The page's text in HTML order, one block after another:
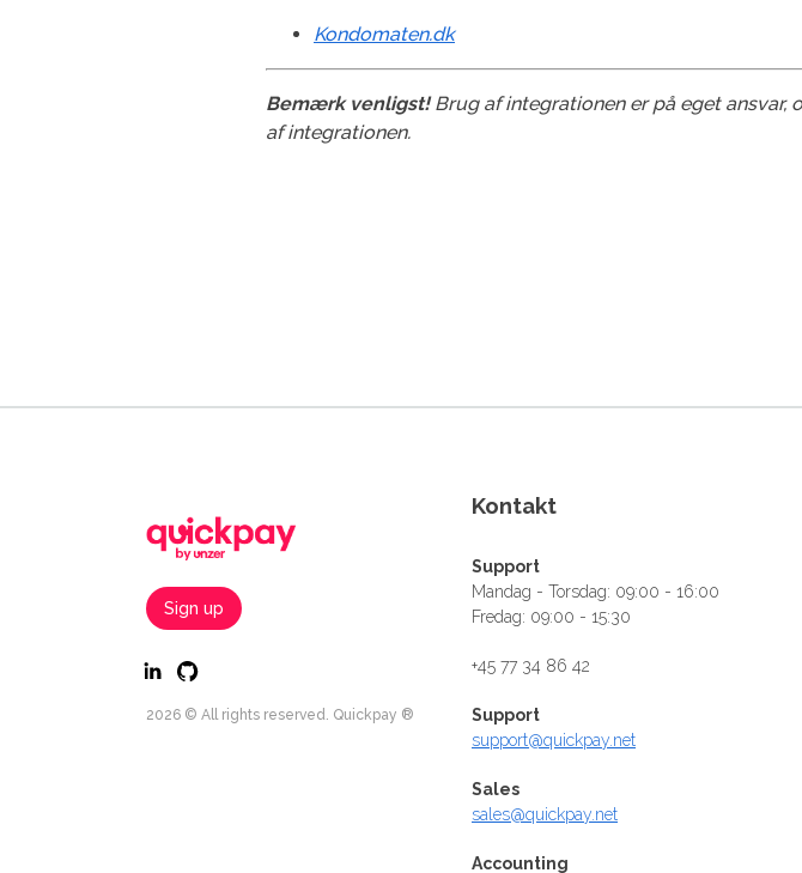
Kondomaten.dk
Bemærk venligst!Brug af integrationen er på eget
af integrationen.
Sign up
2026 © All rights reserved. Quickpay ®
Kontakt
Support
Mandag - Torsdag: 09:00 - 16:00
Fredag: 09:00 - 15:30
+45 77 34 86 42
Support
support@quickpay.net
Sales
sales@quickpay.net
Accounting